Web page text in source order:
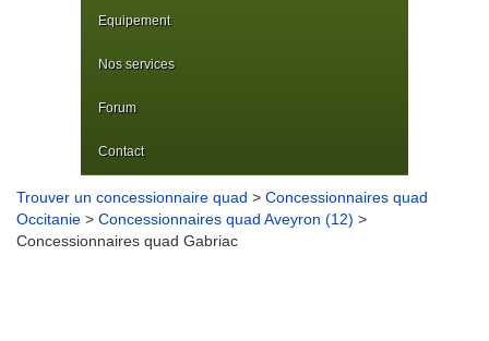
Equipement
Nos services
Forum
Contact
Trouver un concessionnaire quad > Concessionnaires quad
Occitanie > Concessionnaires quad Aveyron (12) >
Concessionnaires quad Gabriac